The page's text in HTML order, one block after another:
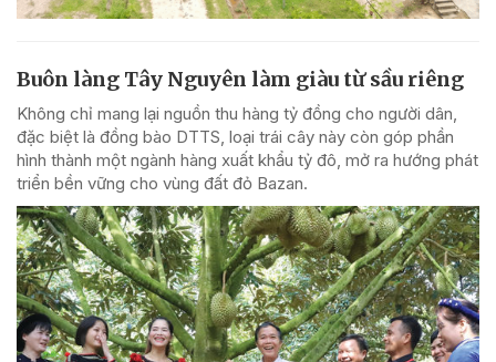
Buôn làng Tây Nguyên làm giàu từ sầu riêng
Không chỉ mang lại nguồn thu hàng tỷ đồng cho người dân,
đặc biệt là đồng bào DTTS, loại trái cây này còn góp phần
hình thành một ngành hàng xuất khẩu tỷ đô, mở ra hướng phát
triển bền vững cho vùng đất đỏ Bazan.